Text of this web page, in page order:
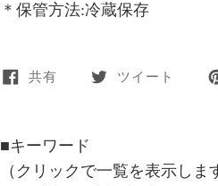
＊保管方法:冷蔵保存
共有 ツイート
■キーワード
（クリックで一覧を表示しま